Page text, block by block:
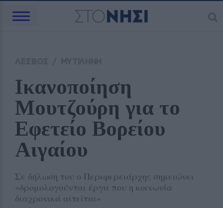
Ικανοποίηση
Μουτζούρη για το
Εφετείο Βορείου
Αιγαίου
Σε δήλωση του ο Περιφερειάρχης σημειώνει
«δρομολογούνται έργα που η κοινωνία
διαχρονικά αιτείται»